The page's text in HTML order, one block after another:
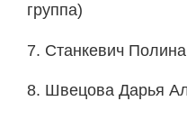
группа)
7. Станкевич
8. Швецова Дарья